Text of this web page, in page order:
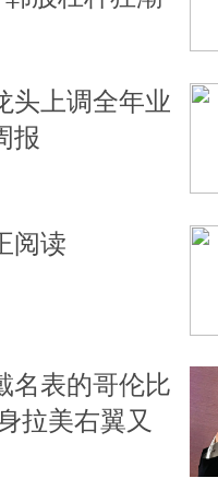
头上调全年业
报
阅读
名表的哥伦比
拉美右翼又